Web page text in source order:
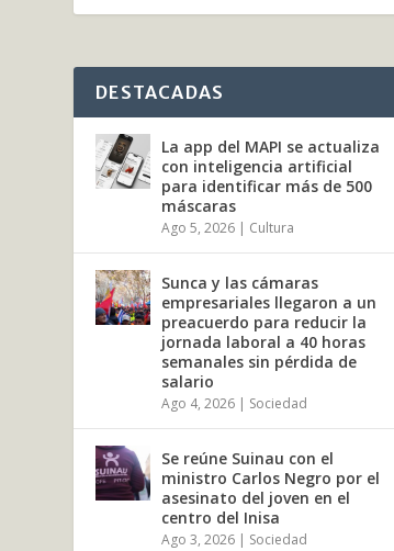
DESTACADAS
La app del MAPI se actualiza
con inteligencia artificial
para identificar más de 500
máscaras
Ago 5, 2026 | Cultura
Sunca y las cámaras
empresariales llegaron a un
preacuerdo para reducir la
jornada laboral a 40 horas
semanales sin pérdida de
salario
Ago 4, 2026 | Sociedad
Se reúne Suinau con el
ministro Carlos Negro por el
asesinato del joven en el
centro del Inisa
Ago 3, 2026 | Sociedad